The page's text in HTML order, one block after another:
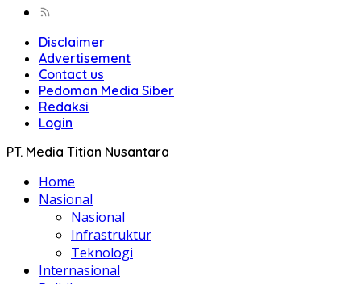
Disclaimer
Advertisement
Contact us
Pedoman Media Siber
Redaksi
Login
PT. Media Titian Nusantara
Home
Nasional
Nasional
Infrastruktur
Teknologi
Internasional